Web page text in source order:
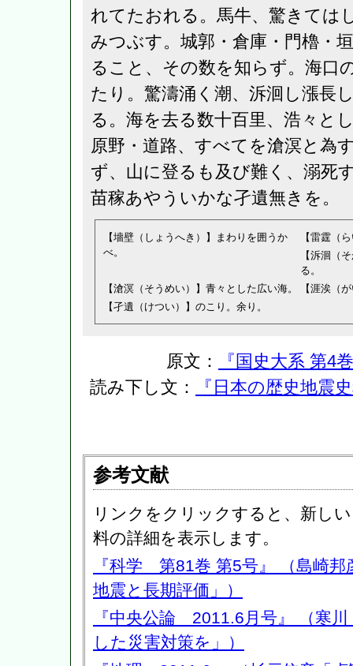
れてたおれる。馬牛、驚きては
みつぶす。城郭・倉庫・門櫓・
ること、その数を知らず。海口
たり。驚濤涌く潮、泝洄し漲長
る。海を去る数十百里、浩々と
原野・道路、すべてを滄溟と為
ず、山に登るも及び難く、溺死
苗稼あやういかな孑遺無きを。
【墻壁（しょうへき）】まわりを囲うか
べ。
【雷霆（
【泝洄（
る。
【滄溟（そうめい）】青々とした広い海。
【涯涘（
【孑遺（けつい）】のこり。余り。
原文：
『国史大系 第4
読み下し文：
『日本の歴史地震
参考文献
リンクをクリックすると、新し
料の詳細を表示します。
『科学 第81巻 第5号』 （島崎邦
地震と長期評価」）
『中央公論 2011.6月号』 （寒
した災害対策を」）